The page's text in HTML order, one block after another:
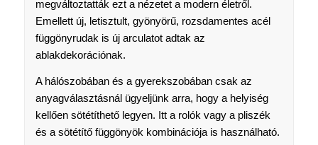
megváltoztatták ezt a nézetet a modern életről.
Emellett új, letisztult, gyönyörű, rozsdamentes acél
függönyrudak is új arculatot adtak az
ablakdekorációnak.
A hálószobában és a gyerekszobában csak az
anyagválasztásnál ügyeljünk arra, hogy a helyiség
kellően sötétíthető legyen. Itt a rolók vagy a pliszék
és a sötétítő függönyök kombinációja is használható.